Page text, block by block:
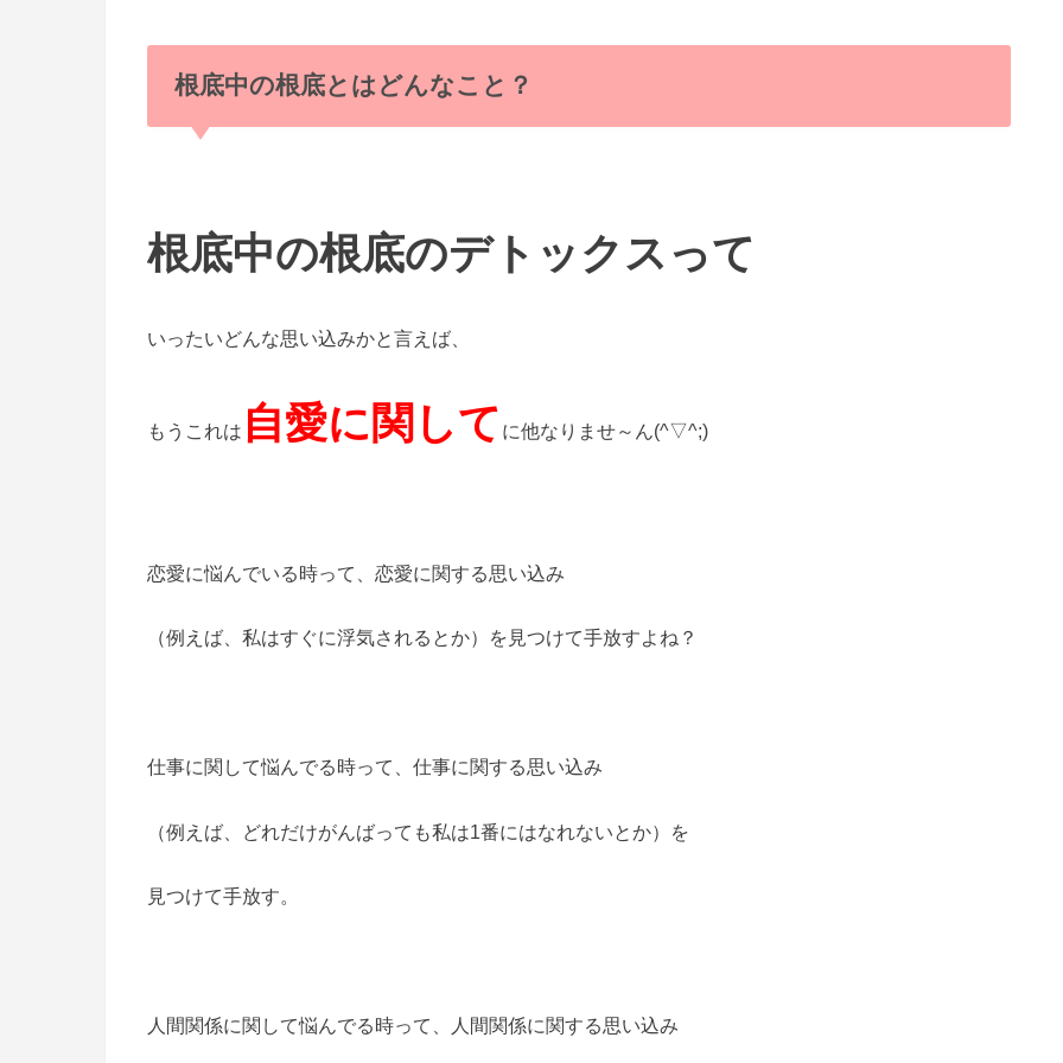
根底中の根底とはどんなこと？
根底中の根底のデトックスって
いったいどんな思い込みかと言えば、
もうこれは 自愛に関して に他なりませ～ん(^▽^;)
恋愛に悩んでいる時って、恋愛に関する思い込み
（例えば、私はすぐに浮気されるとか）を見つけて手放すよね？
仕事に関して悩んでる時って、仕事に関する思い込み
（例えば、どれだけがんばっても私は1番にはなれないとか）を
見つけて手放す。
人間関係に関して悩んでる時って、人間関係に関する思い込み